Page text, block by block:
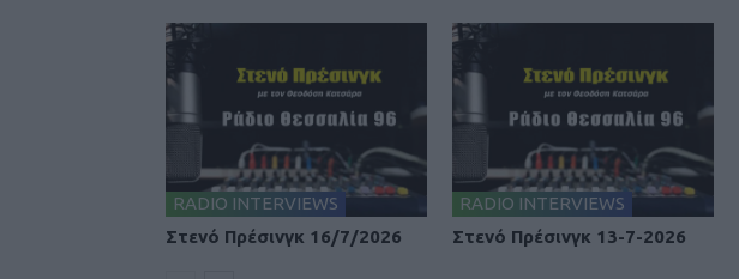
RADIO INTERVIEWS
Στενό Πρέσινγκ 16/7/2026
RADIO INTERVIEWS
Στενό Πρέσινγκ 13-7-2026